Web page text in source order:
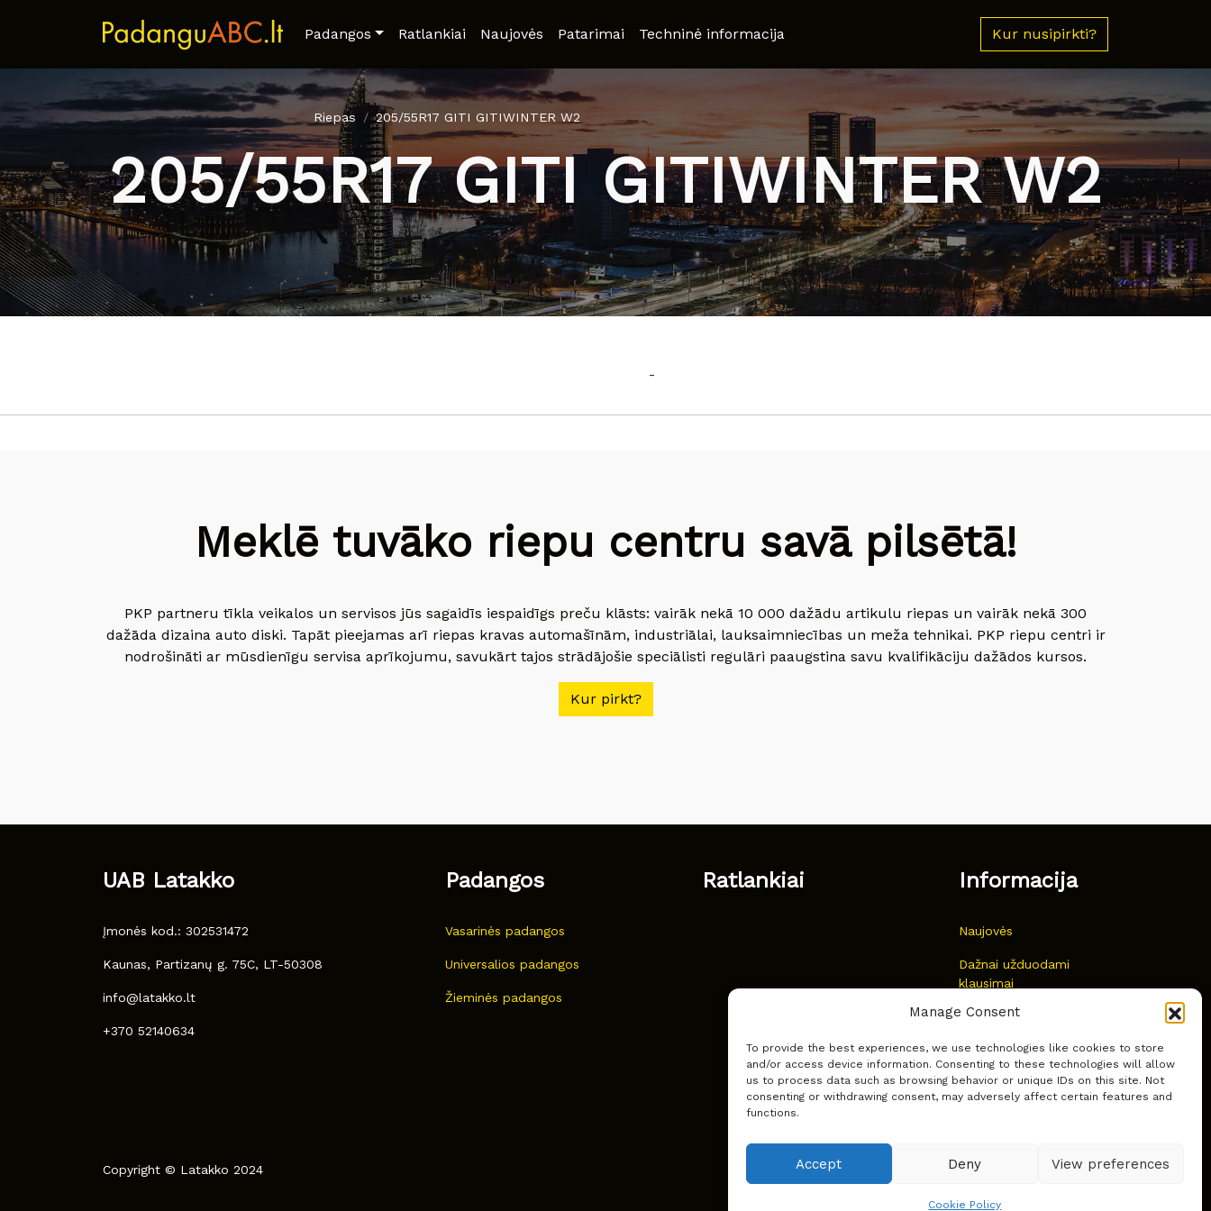
Manage Consent
To provide the best experiences, we use technologies like cookies to store
and/or access device information. Consenting to these technologies will allow
us to process data such as browsing behavior or unique IDs on this site. Not
consenting or withdrawing consent, may adversely affect certain features and
functions.
Accept Deny View preferences
Cookie Policy
Padangos Ratlankiai Naujovės Patarimai Techninė informacija Kur nusipirkti?
Riepas 205/55R17 GITI GITIWINTER W2
205/55R17 GITI GITIWINTER W2
-
Meklē tuvāko riepu centru savā pilsētā!
PKP partneru tīkla veikalos un servisos jūs sagaidīs iespaidīgs preču klāsts: vairāk nekā 10 000 dažādu artikulu riepas un vairāk nekā 300
dažāda dizaina auto diski. Tapāt pieejamas arī riepas kravas automašīnām, industriālai, lauksaimniecības un meža tehnikai. PKP riepu centri ir
nodrošināti ar mūsdienīgu servisa aprīkojumu, savukārt tajos strādājošie speciālisti regulāri paaugstina savu kvalifikāciju dažādos kursos.
Kur pirkt?
UAB Latakko
Įmonės kod.: 302531472
Kaunas, Partizanų g. 75C, LT-50308
info@latakko.lt
+370 52140634
Padangos
Vasarinės padangos
Universalios padangos
Žieminės padangos
Ratlankiai Informacija
Naujovės
Dažnai užduodami
klausimai
Kur nusipirkti?
Privatumas
Copyright © Latakko 2024